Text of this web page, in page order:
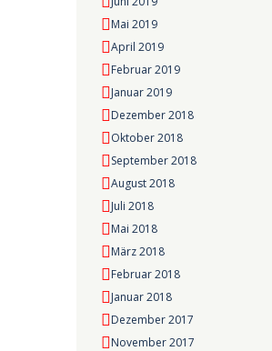
Mai 2019
April 2019
Februar 2019
Januar 2019
Dezember 2018
Oktober 2018
September 2018
August 2018
Juli 2018
Mai 2018
März 2018
Februar 2018
Januar 2018
Dezember 2017
November 2017